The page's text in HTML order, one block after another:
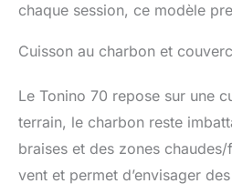
chaque session, ce modèle
Cuisson au charbon et
Le Tonino 70 repose sur une
terrain, le charbon reste
braises et des zones
vent et permet d’envisager